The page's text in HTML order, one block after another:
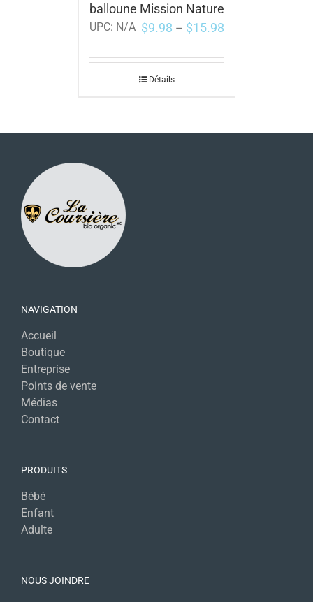
balloune Mission Nature
UPC: N/A $9.98 – $15.98
Détails
NAVIGATION
Accueil
Boutique
Entreprise
Points de vente
Médias
Contact
PRODUITS
Bébé
Enfant
Adulte
NOUS JOINDRE